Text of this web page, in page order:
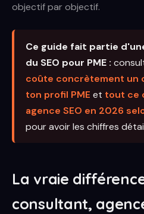
objectif par objectif.
Ce guide fait partie
du SEO pour PME :
coûte concrètement un
ton profil PME et tout ce
agence SEO en 2026
pour avoir les chiffres
La vraie
consultant,